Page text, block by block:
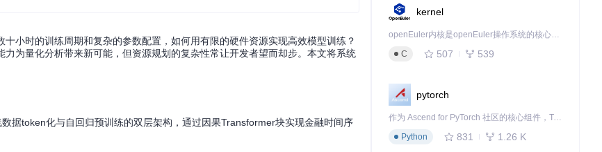
小时的训练周期和复杂的参数配置，如何用有限的硬件资源实现高效模型训练？
为量化分析带来新可能，但资源规划的复杂性常让开发者望而却步。本文将系统
据token化与自回归预训练的双层架构，通过因果Transformer块实现金融时间序
kernel
openEuler内核是openEuler操作系统的核心，既是系统性能与稳定性的基石，也是连接处理器、设备与服务的桥梁。
C
507 539
pytorch
作为 Ascend for PyTorch 社区的核心组件，TorchNPU 是昇腾专为 PyTorch 打造的深度学习适配插件，使 PyTorch 框架能够直接调用昇腾 NPU，为开发者提供昇腾 AI 处理器的超强算力。
Python
831 1.26 K